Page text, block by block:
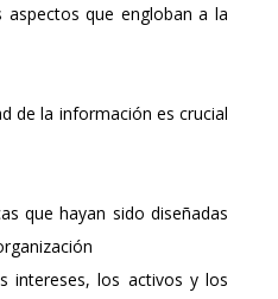
que engloban a la
de la información es crucial
que hayan sido diseñadas
intereses, los activos y los